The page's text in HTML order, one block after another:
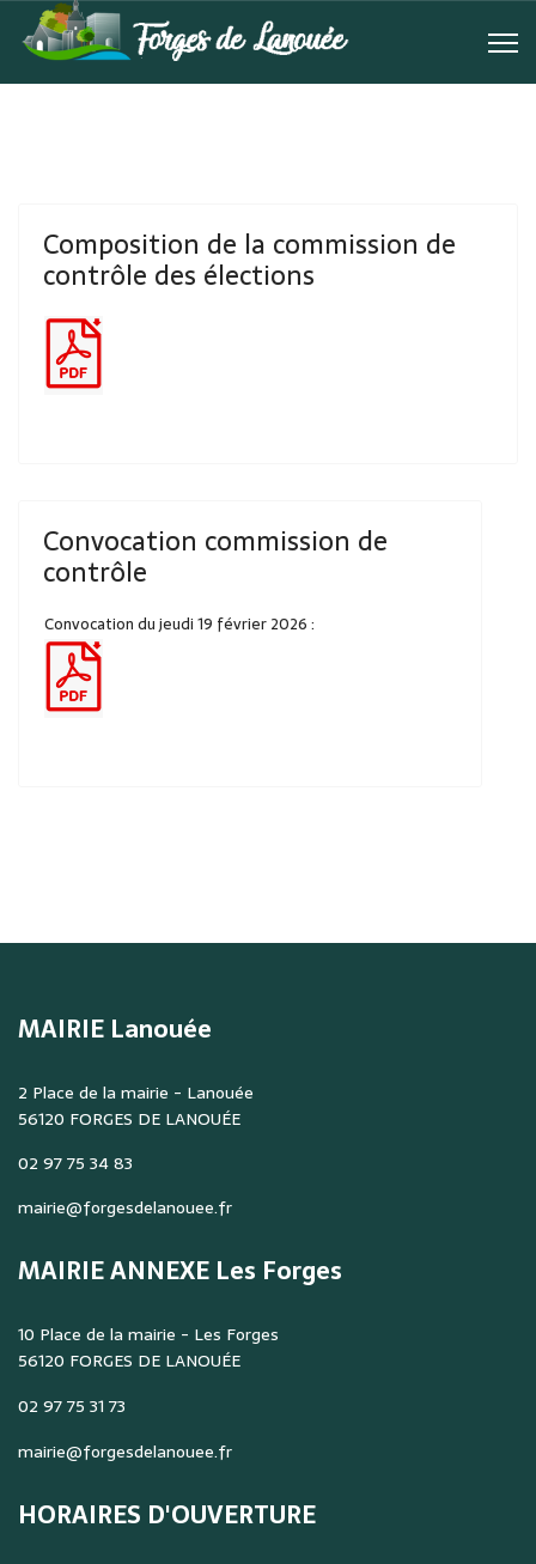
Composition de la commission de
contrôle des élections
Convocation commission de
contrôle
Convocation du jeudi 19 février 2026 :
MAIRIE Lanouée
2 Place de la mairie - Lanouée
56120 FORGES DE LANOUÉE
02 97 75 34 83
mairie@forgesdelanouee.fr
MAIRIE ANNEXE Les Forges
10 Place de la mairie - Les Forges
56120 FORGES DE LANOUÉE
02 97 75 31 73
mairie@forgesdelanouee.fr
HORAIRES D'OUVERTURE